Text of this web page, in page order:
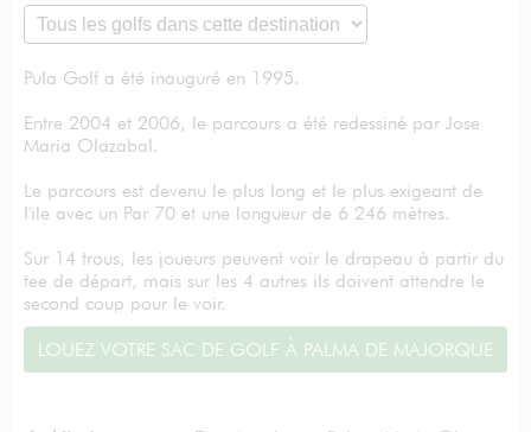
Pula Golf a été inauguré en 1995.
Entre 2004 et 2006, le parcours a été redessiné par Jose
Maria Olazabal.
Le parcours est devenu le plus long et le plus exigeant de
l'ile avec un Par 70 et une longueur de 6 246 mètres.
Sur 14 trous, les joueurs peuvent voir le drapeau à partir du
tee de départ, mais sur les 4 autres ils doivent attendre le
second coup pour le voir.
LOUEZ VOTRE SAC DE GOLF À PALMA DE MAJORQUE